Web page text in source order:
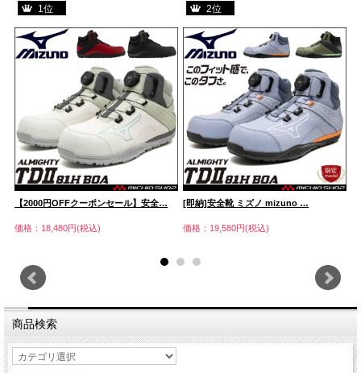
1位
【2000円OFFクーポンセール】安全…
価格：18,480円(税込)
2位
[即納]安全靴 ミズノ mizuno …
価格：19,580円(税込)
商品検索